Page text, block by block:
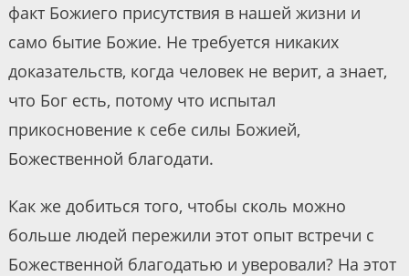
факт Божиего присутствия в нашей жизни и
само бытие Божие. Не требуется никаких
доказательств, когда человек не верит, а знает,
что Бог есть, потому что испытал
прикосновение к себе силы Божией,
Божественной благодати.
Как же добиться того, чтобы сколь можно
больше людей пережили этот опыт встречи с
Божественной благодатью и уверовали? На этот